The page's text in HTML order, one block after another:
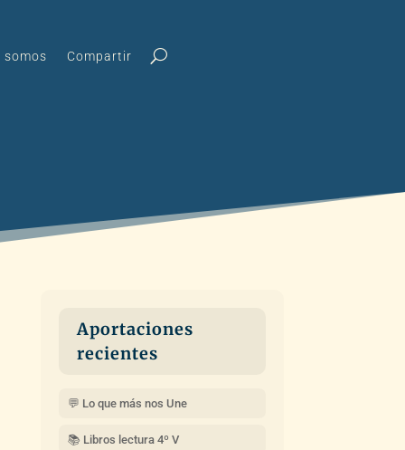
somos Compartir
Aportaciones
recientes
💬 Lo que más nos Une
📚 Libros lectura 4º V